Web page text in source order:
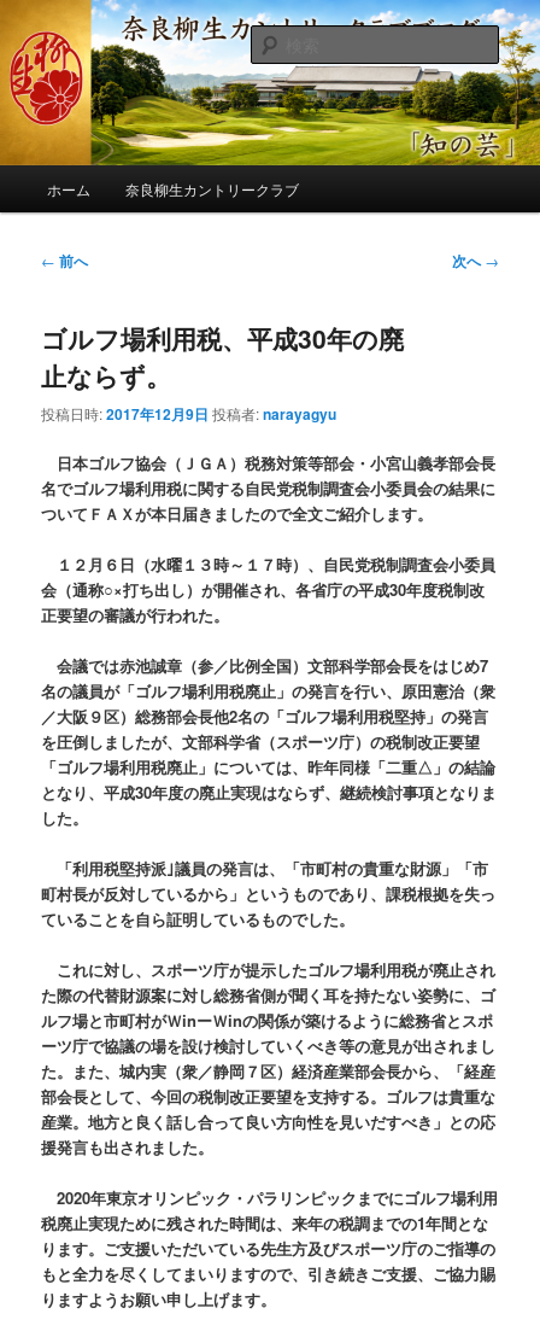
ン
コ
ン
へ
奈良柳生カントリークラブ総支配人
ブログ
季節の話題、クラブの出来事、コースの改修・更新作業、ゴルフに関する随
筆、喜怒哀楽などを気まぐれに発信します。
検
索
ホーム 奈良柳生カントリークラブ
投
ビ
ゲ
ー
シ
← 前へ 次へ→
ゴルフ場利用税、平成30年の廃
止ならず。
投稿日時:2017年12月9日 投稿者:narayagyu
日本ゴルフ協会（ＪＧＡ）税務対策等部会・小宮山義孝部会長
名でゴルフ場利用税に関する自民党税制調査会小委員会の結果に
ついてＦＡＸが本日届きましたので全文ご紹介します。
１２月６日（水曜１３時～１７時）、自民党税制調査会小委員
会（通称○×打ち出し）が開催され、各省庁の平成30年度税制改
正要望の審議が行われた。
会議では赤池誠章（参／比例全国）文部科学部会長をはじめ7
名の議員が「ゴルフ場利用税廃止」の発言を行い、原田憲治（衆
／大阪９区）総務部会長他2名の「ゴルフ場利用税堅持」の発言
を圧倒しましたが、文部科学省（スポーツ庁）の税制改正要望
「ゴルフ場利用税廃止」については、昨年同様「二重△」の結論
となり、平成30年度の廃止実現はならず、継続検討事項となりま
した。
「利用税堅持派｣議員の発言は、「市町村の貴重な財源」「市
町村長が反対しているから」というものであり、課税根拠を失っ
ていることを自ら証明しているものでした。
これに対し、スポーツ庁が提示したゴルフ場利用税が廃止され
た際の代替財源案に対し総務省側が聞く耳を持たない姿勢に、ゴ
ルフ場と市町村がＷinーＷinの関係が築けるように総務省とスポ
ーツ庁で協議の場を設け検討していくべき等の意見が出されまし
た。また、城内実（衆／静岡７区）経済産業部会長から、「経産
部会長として、今回の税制改正要望を支持する。ゴルフは貴重な
産業。地方と良く話し合って良い方向性を見いだすべき」との応
援発言も出されました。
2020年東京オリンピック・パラリンピックまでにゴルフ場利用
税廃止実現ために残された時間は、来年の税調までの1年間とな
ります。ご支援いただいている先生方及びスポーツ庁のご指導の
もと全力を尽くしてまいりますので、引き続きご支援、ご協力賜
りますようお願い申し上げます。